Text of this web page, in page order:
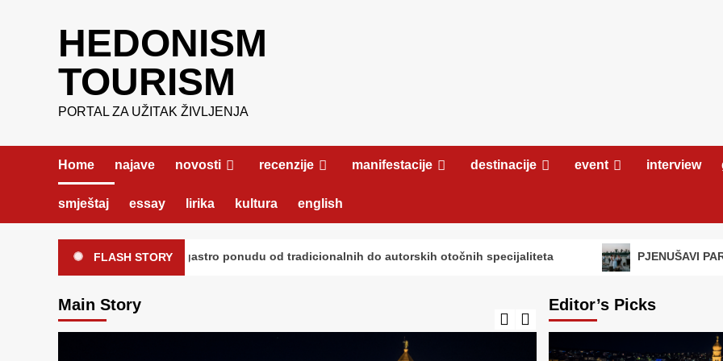
HEDONISM
TOURISM
PORTAL ZA UŽITAK ŽIVLJENJA
Home najave novosti recenzije manifestacije destinacije event interview
smještaj essay lirika kultura english
FLASH STORY
2026 donosi gastro ponudu od tradicionalnih do autorskih otočnih specijaliteta PJENUŠAVI PARTY NA
Main Story Editor’s Picks